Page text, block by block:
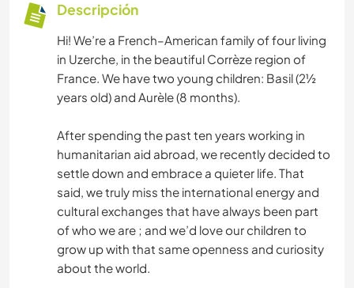
Descripción
Hi! We’re a French–American family of four living
in Uzerche, in the beautiful Corrèze region of
France. We have two young children: Basil (2½
years old) and Aurèle (8 months).
After spending the past ten years working in
humanitarian aid abroad, we recently decided to
settle down and embrace a quieter life. That
said, we truly miss the international energy and
cultural exchanges that have always been part
of who we are ; and we’d love our children to
grow up with that same openness and curiosity
about the world.